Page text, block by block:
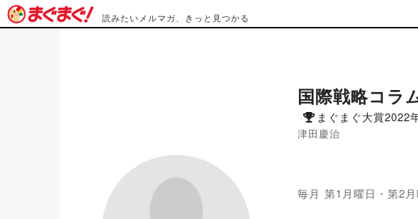
読みたいメルマガ、きっと見つかる
国際戦略コラ
まぐまぐ大賞2022
津田慶治
毎月 第1月曜日・第2